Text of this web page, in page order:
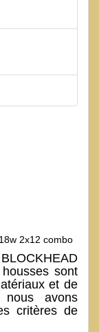
2x12 combo
sont
et de
nous avons
critères de